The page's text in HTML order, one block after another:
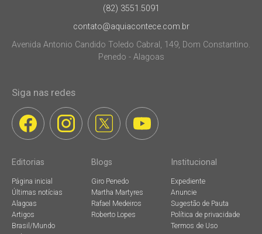
(82) 3551.5091
contato@aquiacontece.com.br
Avenida Antonio Candido Toledo Cabral, 149, Dom Constantino.
Penedo - Alagoas
Siga nas redes
Editorias
Página inicial
Últimas notícias
Alagoas
Artigos
Brasil/Mundo
Blogs
Giro Penedo
Martha Martyres
Rafael Medeiros
Roberto Lopes
Institucional
Expediente
Anuncie
Sugestão de Pauta
Política de privacidade
Termos de Uso